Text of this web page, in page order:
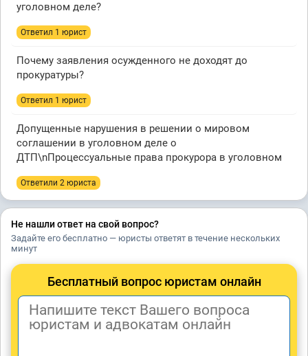
уголовном деле?
Ответил 1 юрист
Почему заявления осужденного не доходят до
прокуратуры?
Ответил 1 юрист
Допущенные нарушения в решении о мировом
соглашении в уголовном деле о
ДТП\nПроцессуальные права прокурора в уголовном
Ответили 2 юристa
Не нашли ответ на свой вопрос?
Задайте его бесплатно — юристы ответят в течение нескольких
минут
Бесплатный вопрос юристам онлайн